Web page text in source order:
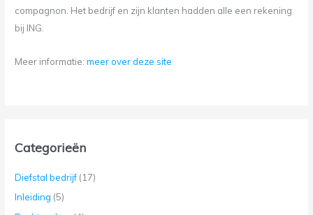
compagnon. Het bedrijf en zijn klanten hadden alle een rekening
bij ING.
Meer informatie:meer over deze site
Categorieën
Diefstal bedrijf (17)
Inleiding (5)